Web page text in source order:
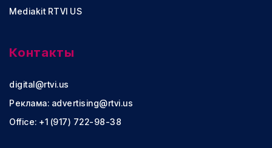
Mediakit RTVI US
Контакты
digital@rtvi.us
Реклама: advertising@rtvi.us
Office: +1 (917) 722-98-38